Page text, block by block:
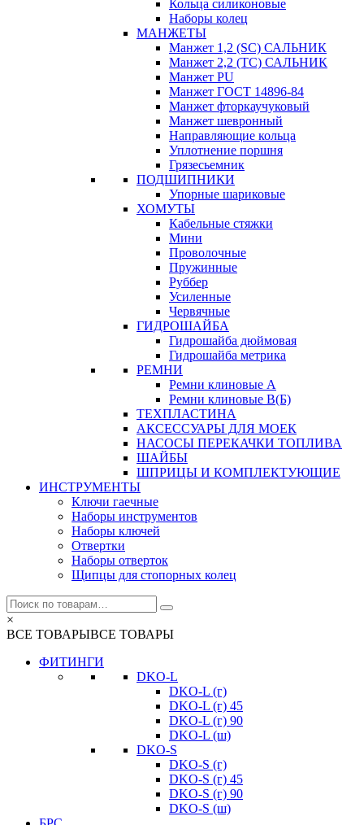
Кольца силиконовые
Наборы колец
МАНЖЕТЫ
Манжет 1,2 (SC) САЛЬНИК
Манжет 2,2 (ТС) САЛЬНИК
Манжет PU
Манжет ГОСТ 14896-84
Манжет фторкаучуковый
Манжет шевронный
Направляющие кольца
Уплотнение поршня
Грязесьемник
ПОДШИПНИКИ
Упорные шариковые
ХОМУТЫ
Кабельные стяжки
Мини
Проволочные
Пружинные
Руббер
Усиленные
Червячные
ГИДРОШАЙБА
Гидрошайба дюймовая
Гидрошайба метрика
РЕМНИ
Ремни клиновые А
Ремни клиновые В(Б)
ТЕХПЛАСТИНА
АКСЕССУАРЫ ДЛЯ МОЕК
НАСОСЫ ПЕРЕКАЧКИ ТОПЛИВА
ШАЙБЫ
ШПРИЦЫ И КОМПЛЕКТУЮЩИЕ
ИНСТРУМЕНТЫ
Ключи гаечные
Наборы инструментов
Наборы ключей
Отвертки
Наборы отверток
Щипцы для стопорных колец
×
ВСЕ ТОВАРЫВСЕ ТОВАРЫ
ФИТИНГИ
DKO-L
DKO-L (г)
DKO-L (г) 45
DKO-L (г) 90
DKO-L (ш)
DKO-S
DKO-S (г)
DKO-S (г) 45
DKO-S (г) 90
DKO-S (ш)